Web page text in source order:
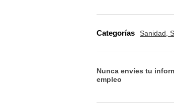
Categorías Sanidad,
Nunca envíes tu
empleo